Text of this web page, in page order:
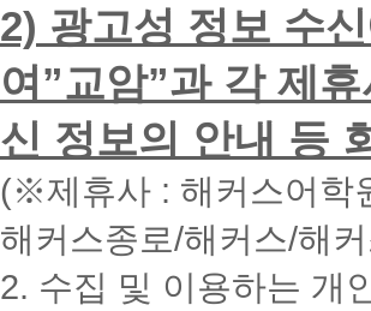
입
력
시
면
빠
른
간
내
에
화
드
2) 광고성 정보 수
여”교암”과 각 제
신 정보의 안내 등
(※제휴사 : 해커스어학
해커스종로/해커스/해
2. 수집 및 이용하는 개